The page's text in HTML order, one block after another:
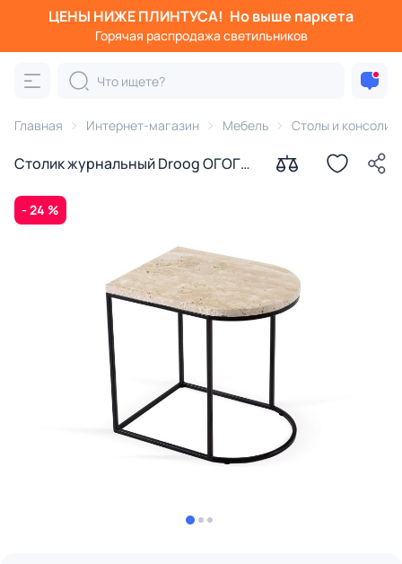
ЦЕНЫ НИЖЕ ПЛИНТУСА! Но выше паркета
Горячая распродажа светильников
Главная Интернет-магазин Мебель Столы и консоли
Столик журнальный Droog ОГОГО
- 24 %